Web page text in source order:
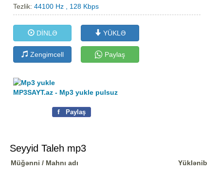
Tezlik:44100 Hz , 128 Kbps
DİNLƏ YÜKLƏ
Zengimcell Paylaş
MP3SAYT.az - Mp3 yukle pulsuz
f Paylaş
Seyyid Taleh mp3
Müğənni / Mahnı adı
Yüklənib